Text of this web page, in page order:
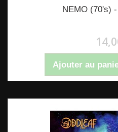
NEMO (70's)
Ajouter au